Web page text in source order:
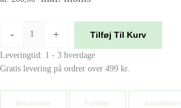
- + Tilføj Til Kurv
Leveringtid: 1 - 3 hverdage
Gratis levering på ordrer over 499 kr.
Beksrivelse Forfatter Anmeldelser